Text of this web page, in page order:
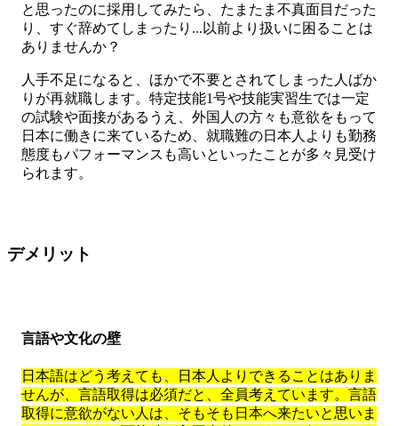
と思ったのに採用してみたら、たまたま不真面目だった
り、すぐ辞めてしまったり...以前より扱いに困ることは
ありませんか？
人手不足になると、ほかで不要とされてしまった人ばか
りが再就職します。特定技能1号や技能実習生では一定
の試験や面接があるうえ、外国人の方々も意欲をもって
日本に働きに来ているため、就職難の日本人よりも勤務
態度もパフォーマンスも高いといったことが多々見受け
られます。
デメリット
言語や文化の壁
日本語はどう考えても、日本人よりできることはありま
せんが、言語取得は必須だと、全員考えています。言語
取得に意欲がない人は、そもそも日本へ来たいと思いま